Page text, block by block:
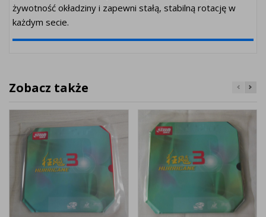
żywotność okładziny i zapewni stałą, stabilną rotację w
każdym secie.
Zobacz także